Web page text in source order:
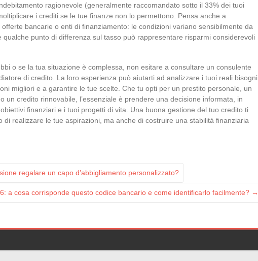
ragionevole (generalmente raccomandato sotto il 33% dei tuoi
i crediti se le tue finanze non lo permettono. Pensa anche a
bancarie o enti di finanziamento: le condizioni variano sensibilmente da
qualche punto di differenza sul tasso può rappresentare risparmi considerevoli
o se la tua situazione è complessa, non esitare a consultare un consulente
di credito. La loro esperienza può aiutarti ad analizzare i tuoi reali bisogni,
migliori e a garantire le tue scelte. Che tu opti per un prestito personale, un
un credito rinnovabile, l’essenziale è prendere una decisione informata, in
finanziari e i tuoi progetti di vita. Una buona gestione del tuo credito ti
di realizzare le tue aspirazioni, ma anche di costruire una stabilità finanziaria
regalare un capo d’abbigliamento personalizzato?
a cosa corrisponde questo codice bancario e come identificarlo facilmente? →